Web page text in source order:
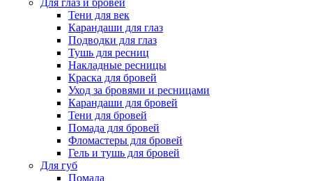
Для глаз и бровей
Тени для век
Карандаши для глаз
Подводки для глаз
Тушь для ресниц
Накладные ресницы
Краска для бровей
Уход за бровями и ресницами
Карандаши для бровей
Тени для бровей
Помада для бровей
Фломастеры для бровей
Гель и тушь для бровей
Для губ
Помада